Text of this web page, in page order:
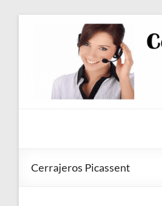
Cerrajeros Picassent